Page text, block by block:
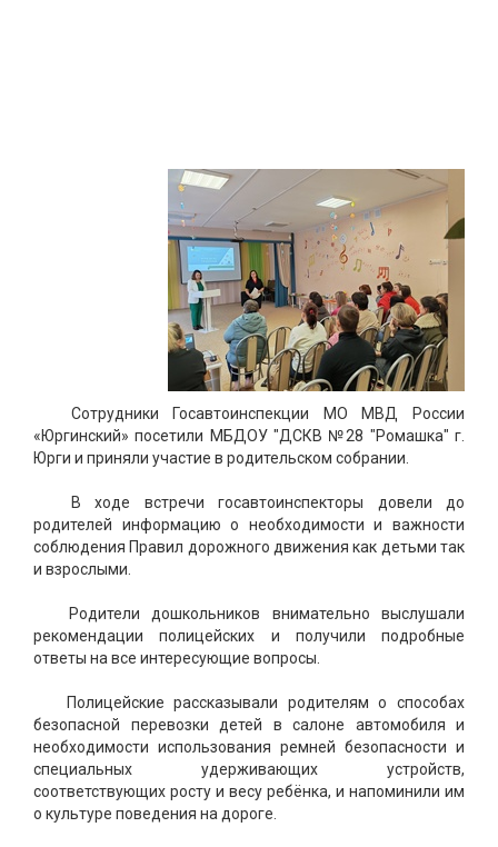
Сотрудники Госавтоинспекции МО МВД России
«Юргинский» посетили МБДОУ "ДСКВ №28 "Ромашка" г.
Юрги и приняли участие в родительском собрании.
В ходе встречи госавтоинспекторы довели до
родителей информацию о необходимости и важности
соблюдения Правил дорожного движения как детьми так
и взрослыми.
Родители дошкольников внимательно выслушали
рекомендации полицейских и получили подробные
ответы на все интересующие вопросы.
Полицейские рассказывали родителям о способах
безопасной перевозки детей в салоне автомобиля и
необходимости использования ремней безопасности и
специальных удерживающих устройств,
соответствующих росту и весу ребёнка, и напоминили им
о культуре поведения на дороге.